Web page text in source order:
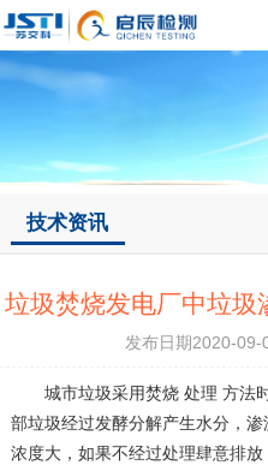
技术资讯
垃圾焚烧发电厂中垃圾
发布日期2020-
城市垃圾采用焚烧 处理 方法
部垃圾经过发酵分解产生水分，
浓度大，如果不经过处理肆意排